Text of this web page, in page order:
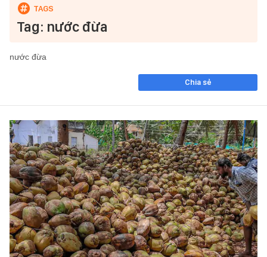
Tag: nước đừa
nước đừa
Chia sẻ